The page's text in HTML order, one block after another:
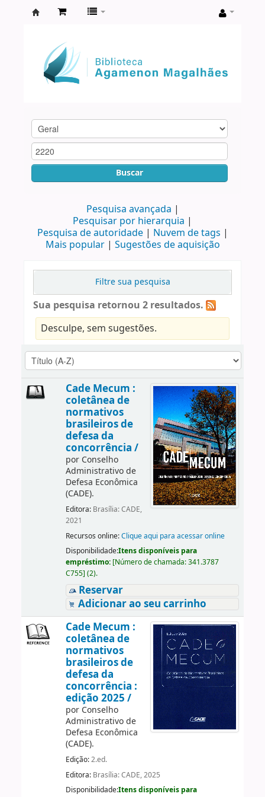
Agamenon
Magalhães
Buscar
Pesquisa avançada
Pesquisar por hierarquia
Pesquisa de autoridade
Nuvem de tags
Mais popular
Sugestões de aquisição
Filtre sua pesquisa
Sua pesquisa retornou 2 resultados.
Desculpe, sem sugestões.
Cade Mecum :
coletânea de
normativos
brasileiros de
defesa da
concorrência /
por Conselho
Administrativo de
Defesa Econômica
(CADE).
Editora: Brasília: CADE,
2021
Recursos online:Clique aqui para acessar online
Disponibilidade:Itens disponíveis para
empréstimo: [Número de chamada:341.3787
C755] (2).
Reservar
Adicionar ao seu carrinho
Cade Mecum :
coletânea de
normativos
brasileiros de
defesa da
concorrência :
edição 2025 /
por Conselho
Administrativo de
Defesa Econômica
(CADE).
Edição:2.ed.
Editora: Brasília: CADE, 2025
Disponibilidade:Itens disponíveis para